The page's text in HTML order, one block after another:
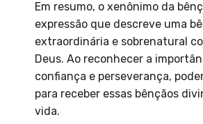
Em resumo, o xenônimo da
expressão que descreve uma
extraordinária e sobrenatural
Deus. Ao reconhecer a
confiança e perseverança,
para receber essas bênçãos
vida.